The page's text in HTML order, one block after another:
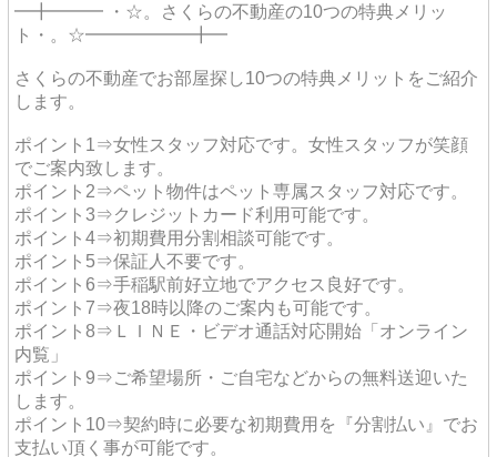
━╋━━━ ・☆。さくらの不動産の10つの特典メリッ
ト・。☆━━━━━━╋━
さくらの不動産でお部屋探し10つの特典メリットをご紹介
します。
ポイント1⇒女性スタッフ対応です。女性スタッフが笑顔
でご案内致します。
ポイント2⇒ペット物件はペット専属スタッフ対応です。
ポイント3⇒クレジットカード利用可能です。
ポイント4⇒初期費用分割相談可能です。
ポイント5⇒保証人不要です。
ポイント6⇒手稲駅前好立地でアクセス良好です。
ポイント7⇒夜18時以降のご案内も可能です。
ポイント8⇒ＬＩＮＥ・ビデオ通話対応開始「オンライン
内覧」
ポイント9⇒ご希望場所・ご自宅などからの無料送迎いた
します。
ポイント10⇒契約時に必要な初期費用を『分割払い』でお
支払い頂く事が可能です。